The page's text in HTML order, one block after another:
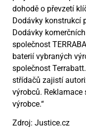
dohodě o převzetí
Dodávky konstrukcí
Dodávky
společnost
baterií vybraných
společnost
střídačů zajistí
výrobců.
výrobce.“
Zdroj: Justice.cz